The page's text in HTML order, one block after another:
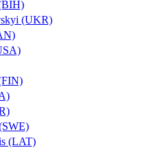
(UKR)
(LAT)